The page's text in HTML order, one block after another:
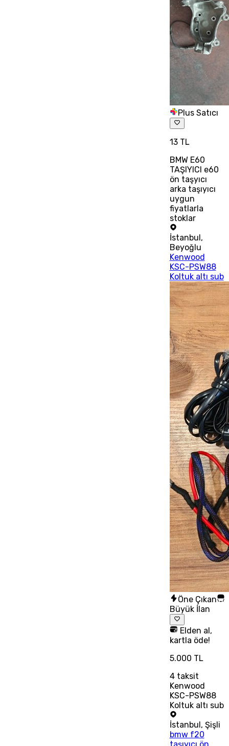
Plus Satıcı
13 TL
BMW E60
TAŞIYICI e60
ön taşyıcı
arka taşıyıcı
uygun
fiyatlarla
stoklar
İstanbul,
Beyoğlu
Kenwood
KSC-PSW88
Koltuk altı sub
Öne Çıkan
Büyük İlan
Elden al,
kartla öde!
5.000 TL
4taksit
Kenwood
KSC-PSW88
Koltuk altı sub
İstanbul , Şişli
bmw f20